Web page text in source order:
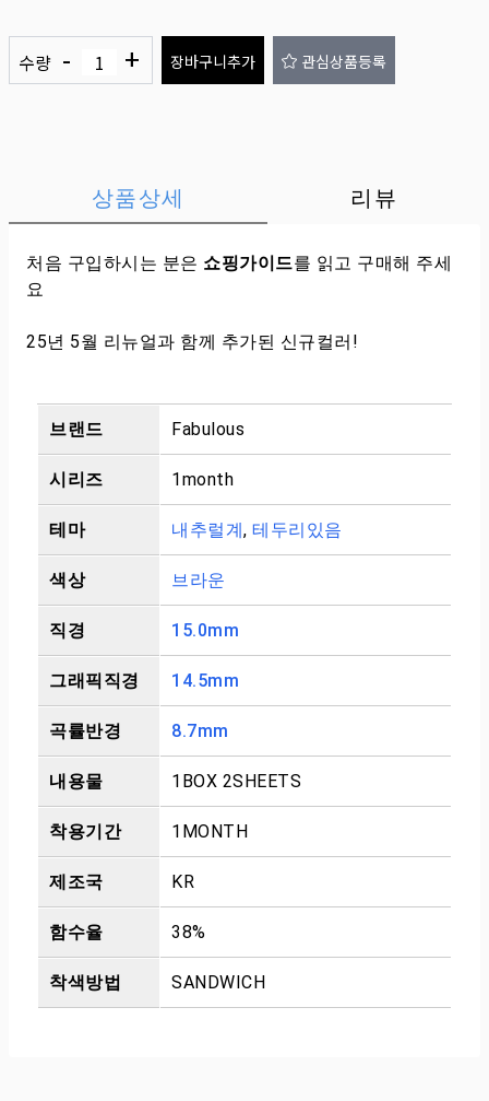
수량 - + 장바구니추가 관심상품등록
상품상세 리뷰
처음 구입하시는 분은 쇼핑가이드를 읽고 구매해 주세
요
25년 5월 리뉴얼과 함께 추가된 신규컬러!
브랜드 Fabulous
시리즈 1month
테마 내추럴계, 테두리있음
색상 브라운
직경 15.0mm
그래픽직경 14.5mm
곡률반경 8.7mm
내용물 1BOX 2SHEETS
착용기간 1MONTH
제조국 KR
함수율 38%
착색방법 SANDWICH